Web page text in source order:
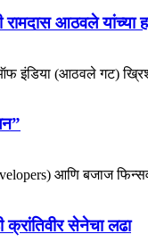
रामदास आठवले यांच्या
ऑफ इंडिया (आठवले गट)
आणि बजाज
क्रांतिवीर सेनेचा लढा